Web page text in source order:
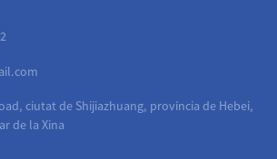
ciutat de Shijiazhuang, província de Hebei,
de la Xina